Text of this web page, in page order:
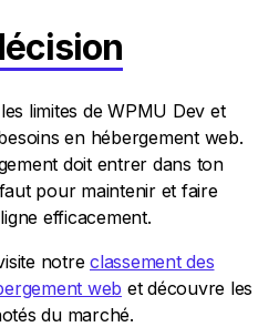
limites de WPMU Dev et
en hébergement web.
doit entrer dans ton
pour maintenir et faire
efficacement.
notre classement des
web et découvre les
du marché.